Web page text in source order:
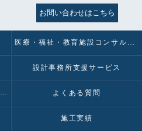
お問い合わせはこちら
医療・福祉・教育施設コンサルタント
設計事務所支援サービス
選ばれる理由と4つの専門コンサルティング よくある質問
施工実績